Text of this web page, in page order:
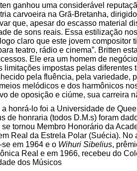
ganhou uma considerável
carvoeira na Grã-Bretanha,
que, apesar do escasso material
de sons reais. Essa estilização
claro que este jovem
teatro, rádio e cinema”. Britten
Ele era um homem de
limitações impostas pelas
pela fluência, pela variedade,
melódicos e dos harmônicos
de oposição e ciúme, sua carreira
honrá-lo foi a Universidade de
de honraria (todos D.M.s) foram
tornou Membro Honorário da
Real da Estrela Polar (Suécia).
em 1964 e o Wihuri Sibelius,
Real e em 1966, recebeu do
dos Músicos